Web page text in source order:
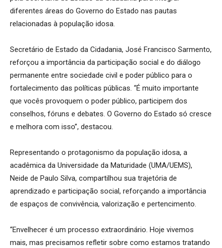
diferentes áreas do Governo do Estado nas pautas
relacionadas à população idosa.
Secretário de Estado da Cidadania, José Francisco Sarmento,
reforçou a importância da participação social e do diálogo
permanente entre sociedade civil e poder público para o
fortalecimento das políticas públicas. “É muito importante
que vocês provoquem o poder público, participem dos
conselhos, fóruns e debates. O Governo do Estado só cresce
e melhora com isso”, destacou.
Representando o protagonismo da população idosa, a
acadêmica da Universidade da Maturidade (UMA/UEMS),
Neide de Paulo Silva, compartilhou sua trajetória de
aprendizado e participação social, reforçando a importância
de espaços de convivência, valorização e pertencimento.
“Envelhecer é um processo extraordinário. Hoje vivemos
mais, mas precisamos refletir sobre como estamos tratando